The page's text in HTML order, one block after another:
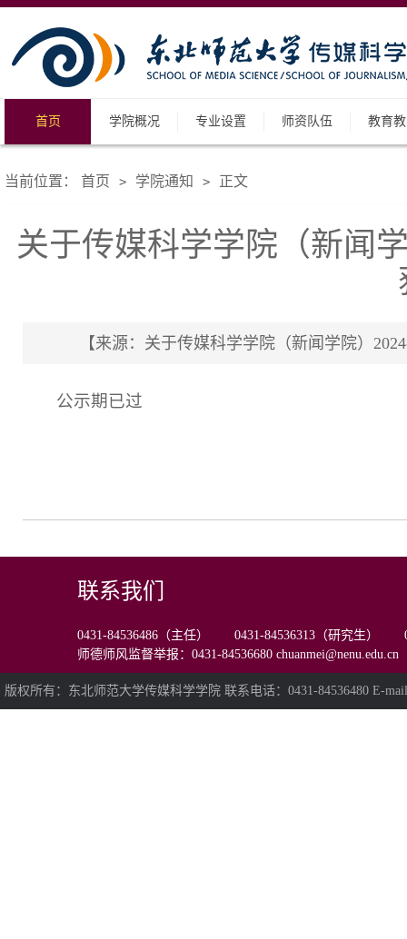
首页 学院概况 专业设置 师资队伍 教育
当前位置： 首页 > 学院通知 > 正文
关于传媒科学学院（新闻
【来源：关于传媒科学学院（新闻学院）
公示期已过
联系我们
0431-84536486（主任） 0431-84536313（研究生）
师德师风监督举报：0431-84536680 chuanmei@nenu.edu.cn
版权所有：东北师范大学传媒科学学院 联系电话：0431-84536480 E-